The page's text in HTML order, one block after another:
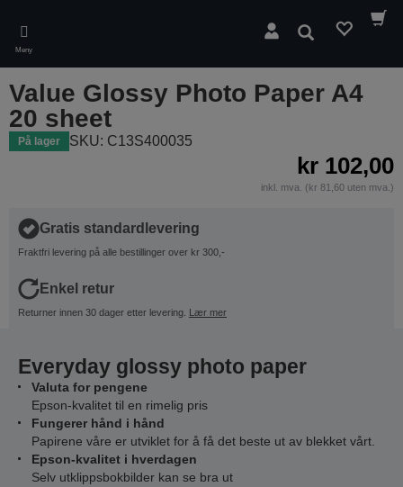
main
content
Meny
Søk
Value Glossy Photo Paper A4
20 sheet
På lager SKU: C13S400035
kr 102,00
inkl. mva. (kr 81,60 uten mva.)
Gratis standardlevering
Fraktfri levering på alle bestillinger over kr 300,-
Enkel retur
Returner innen 30 dager etter levering. Lær mer
Everyday glossy photo paper
Valuta for pengene
Epson-kvalitet til en rimelig pris
Fungerer hånd i hånd
Papirene våre er utviklet for å få det beste ut av blekket vårt.
Epson-kvalitet i hverdagen
Selv utklippsbokbilder kan se bra ut